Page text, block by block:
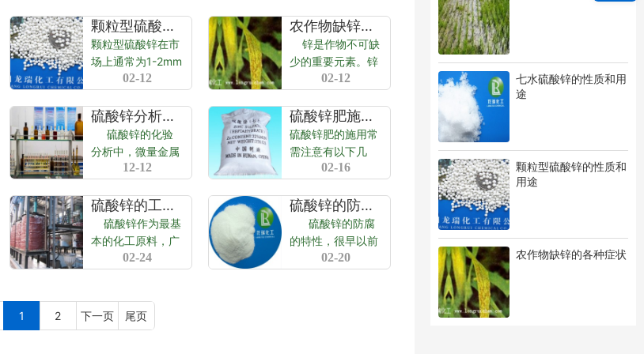
七水硫酸锌的性质和用
途
颗粒型硫酸锌的性质和
用途
农作物缺锌的各种症状
颗粒型硫酸锌的性质和用途
颗粒型硫酸锌在市
场上通常为1-2mm
或2-4mm的粒度，
牧业。在农定上，
通常称为高效锌
肥，高纯锌肥，大
粒锌，缓释锌肥，
颗粒缓释肥，复合
锌肥，硫酸...
02-12
农作物缺锌的各种症状
锌是作物不可缺
少的重要元素。锌
在植物中不能迁
首先出现在幼嫩叶
片上和其它幼嫩植
物器官上。许多作
物共有的缺锌症状
主要是植...
02-12
硫酸锌分析方法
硫酸锌的化验
分析中，微量金属
离子，一般采用原
进行测定，其它的
元一般采用以下方
法： （1）
EDTA滴定法...
12-12
硫酸锌肥施用的注意事项
硫酸锌肥的施用常
需注意有以下几
点： 一、一般
撒施、条施，撒施
时要结合耕耙，播
种或移栽前是土壤
施锌的最佳时间，
一般每亩约施用
02-16
硫酸锌的工业制法
硫酸锌作为最基
本的化工原料，广
泛用于工业，农
的制法主要是以下
两种： &...
02-24
硫酸锌的防腐用途
硫酸锌的防腐
的特性，很早以前
就被人类发现并使
02-20
1 2 下一页 尾页